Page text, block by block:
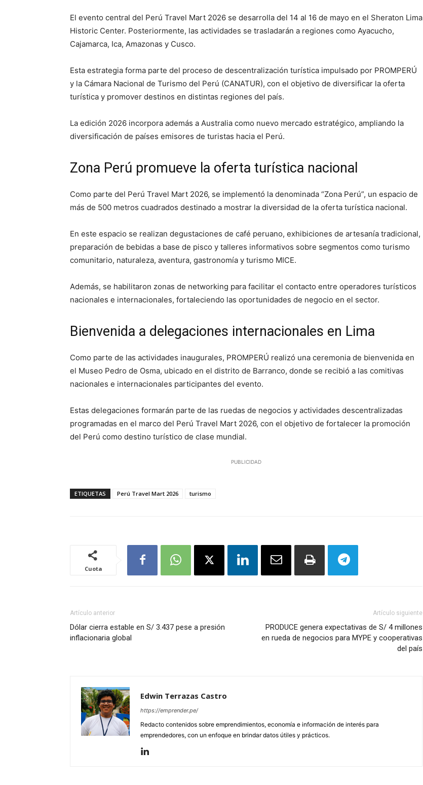
El evento central del Perú Travel Mart 2026 se desarrolla del 14 al 16 de mayo en el Sheraton Lima
Historic Center. Posteriormente, las actividades se trasladarán a regiones como Ayacucho,
Cajamarca, Ica, Amazonas y Cusco.
Esta estrategia forma parte del proceso de descentralización turística impulsado por PROMPERÚ
y la Cámara Nacional de Turismo del Perú (CANATUR), con el objetivo de diversificar la oferta
turística y promover destinos en distintas regiones del país.
La edición 2026 incorpora además a Australia como nuevo mercado estratégico, ampliando la
diversificación de países emisores de turistas hacia el Perú.
Zona Perú promueve la oferta turística nacional
Como parte del Perú Travel Mart 2026, se implementó la denominada “Zona Perú”, un espacio de
más de 500 metros cuadrados destinado a mostrar la diversidad de la oferta turística nacional.
En este espacio se realizan degustaciones de café peruano, exhibiciones de artesanía tradicional,
preparación de bebidas a base de pisco y talleres informativos sobre segmentos como turismo
comunitario, naturaleza, aventura, gastronomía y turismo MICE.
Además, se habilitaron zonas de networking para facilitar el contacto entre operadores turísticos
nacionales e internacionales, fortaleciendo las oportunidades de negocio en el sector.
Bienvenida a delegaciones internacionales en Lima
Como parte de las actividades inaugurales, PROMPERÚ realizó una ceremonia de bienvenida en
el Museo Pedro de Osma, ubicado en el distrito de Barranco, donde se recibió a las comitivas
nacionales e internacionales participantes del evento.
Estas delegaciones formarán parte de las ruedas de negocios y actividades descentralizadas
programadas en el marco del Perú Travel Mart 2026, con el objetivo de fortalecer la promoción
del Perú como destino turístico de clase mundial.
PUBLICIDAD
ETIQUETAS Perú Travel Mart 2026 turismo
Cuota
Artículo anterior
Dólar cierra estable en S/ 3.437 pese a presión
inflacionaria global
Artículo siguiente
PRODUCE genera expectativas de S/ 4 millones
en rueda de negocios para MYPE y cooperativas
del país
Edwin Terrazas Castro
https://emprender.pe/
Redacto contenidos sobre emprendimientos, economía e información de interés para
emprendedores, con un enfoque en brindar datos útiles y prácticos.